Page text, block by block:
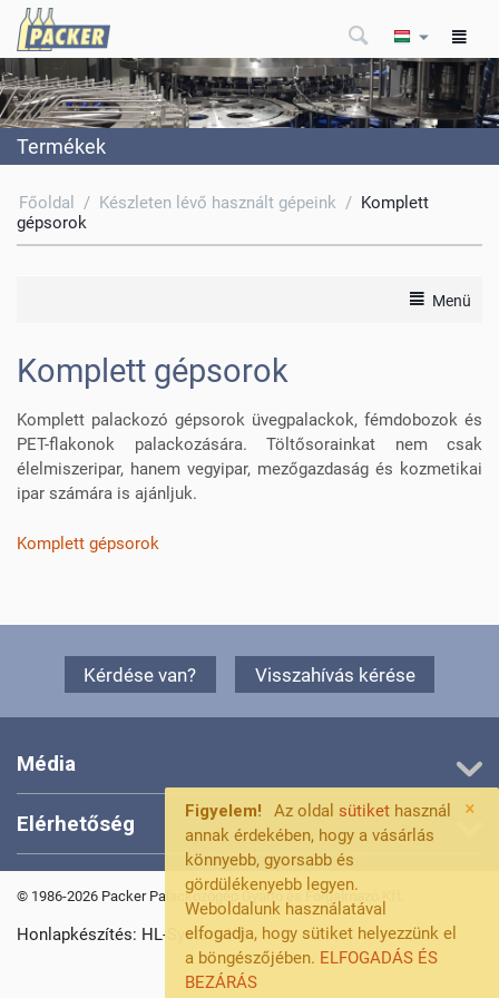
×
Figyelem! Az oldal sütiket használ
annak érdekében, hogy a vásárlás
könnyebb, gyorsabb és
gördülékenyebb legyen.
Weboldalunk használatával
elfogadja, hogy sütiket helyezzünk el
a böngészőjében. ELFOGADÁS ÉS
BEZÁRÁS
Termékek
Főoldal / Készleten lévő használt gépeink / Komplett
gépsorok
Menü
Komplett gépsorok
Komplett palackozó gépsorok üvegpalackok, fémdobozok és
PET-flakonok palackozására. Töltősorainkat nem csak
élelmiszeripar, hanem vegyipar, mezőgazdaság és kozmetikai
ipar számára is ajánljuk.
Komplett gépsorok
Kérdése van? Visszahívás kérése
Média
Elérhetőség
© 1986-2026 Packer Palackozógép Gyártó és Forgalmazó Kft.
Honlapkészítés: HL-System Kft.